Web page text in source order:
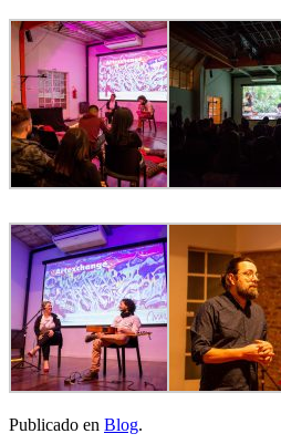
Publicado en Blog.